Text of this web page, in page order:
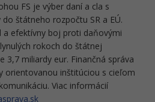
FS je výber daní a cla s
štátneho rozpočtu SR a EÚ.
a efektívny boj proti daňovými
rokoch do štátnej
3,7 miliardy eur. Finančná správa
orientovanou inštitúciou s cieľom
Viac informácií